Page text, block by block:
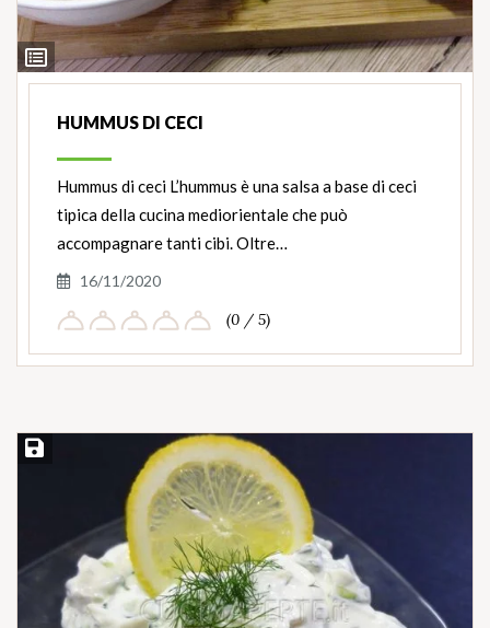
Ingredienti
HUMMUS DI CECI
Hummus di ceci L’hummus è una salsa a base di ceci
tipica della cucina mediorientale che può
accompagnare tanti cibi. Oltre…
16/11/2020
(0 / 5)
Salva ricetta